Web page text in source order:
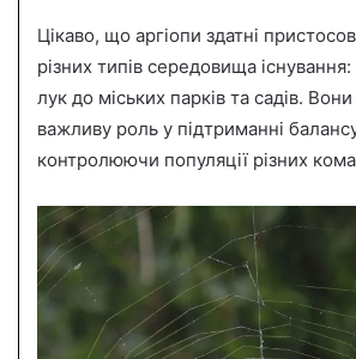
Цікаво, що аргіопи здатні
різних типів середовища
лук до міських парків та садів. Вони
важливу роль у підтриманні
контролюючи популяції різних